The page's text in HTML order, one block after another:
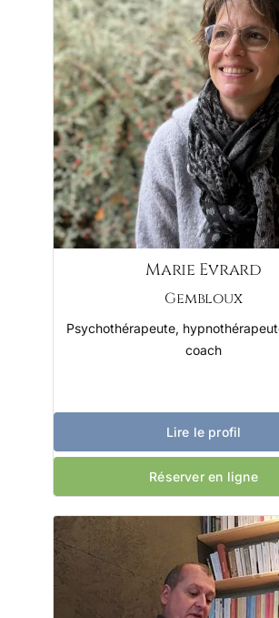
Marie Evrard
Gembloux
Psychothérapeute,
coach
Lire le profil
Réserver en ligne